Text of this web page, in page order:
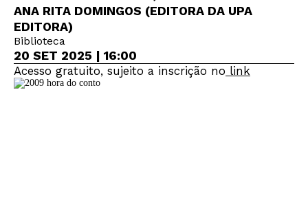
ANA RITA DOMINGOS (EDITORA DA UPA
EDITORA)
Biblioteca
20 SET 2025 | 16:00
Acesso gratuito, sujeito a inscrição no link